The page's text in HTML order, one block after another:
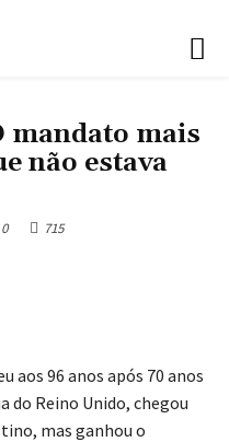
mandato mais
não estava
0 715
aos 96 anos após 70 anos
do Reino Unido, chegou
mas ganhou o